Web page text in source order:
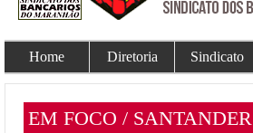
Home Diretoria Sindicato
EM FOCO / SANTANDER